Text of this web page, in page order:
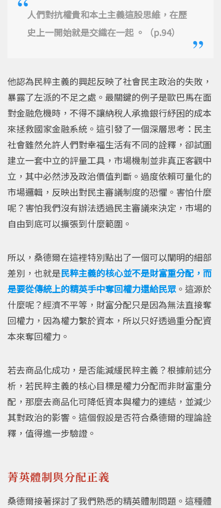
人們對抗權貴和本土主義這股思維，在歷
史上一開始就是交織在一起 。（p.94）
他認為民粹主義的興起反映了社會民主政治的失敗，
暴露了左派的不足之處。最關鍵的例子是歐巴馬在面
對金融危機時，不得不讓納稅人承擔銀行紓困的成本
來拯救國家金融系統。這引發了一個深層思考：民主
社會雖然允許人們對幸福生活有不同的詮釋，卻試圖
建立一套中立的評量工具，市場機制並非真正客觀中
立，其中必然涉及政治價值判斷。過度依賴可量化的
市場邏輯，反映出對民主審議制度的恐懼。害怕什麼
呢？害怕我們沒有辦法透過民主審議來決定，市場的
自由到底可以擴張到什麼範圍。
所以，桑德爾在這裡特別點出了一個可以闡明的細部
差別，也就是民粹主義的核心並不是財富重分配，而
是要從傳統上的精英手中奪回權力還給民眾 。這源於
什麼呢？經濟不平等，財富分配只是因為無法直接奪
回權力，因為權力繫於資本，所以只好透過重分配資
本來奪回權力。
若去商品化成功，是否能減緩民粹主義？根據前述分
析，若民粹主義的核心目標是權力分配而非財富重分
配，那麼去商品化可降低資本與權力的連結，並減少
其對政治的影響。這個假設是否符合桑德爾的理論詮
釋，值得進一步驗證。
菁英體制與分配正義
桑德爾接著探討了我們熟悉的精英體制問題。這種體